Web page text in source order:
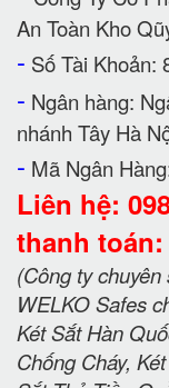
An Toàn Kho
- Số Tài Khoản:
- Ngân hàng:
nhánh Tây Hà
- Mã Ngân
Liên hệ:
thanh toán:
(Công ty
WELKO Safes
Két Sắt Hàn
Chống Cháy,